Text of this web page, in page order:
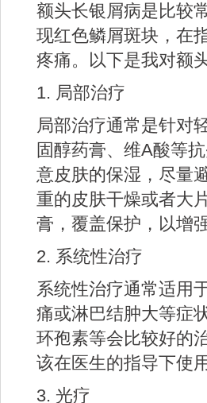
额头长银屑病是比较
现红色鳞屑斑块，在
疼痛。以下是我对额
1. 局部治疗
局部治疗通常是针对
固醇药膏、维A酸等
意皮肤的保湿，尽量
重的皮肤干燥或者大
膏，覆盖保护，以增
2. 系统性治疗
系统性治疗通常适用
痛或淋巴结肿大等症
环孢素等会比较好的
该在医生的指导下使用
3. 光疗